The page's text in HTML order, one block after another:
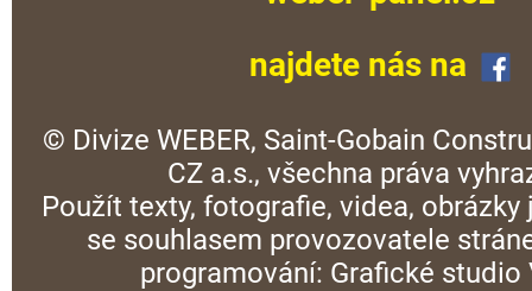
najdete nás na
© Divize WEBER, Saint-Gobain
CZ a.s., všechna práva
Použít texty, fotografie, videa, obrázky
se souhlasem provozovatele
programování: Grafické studio